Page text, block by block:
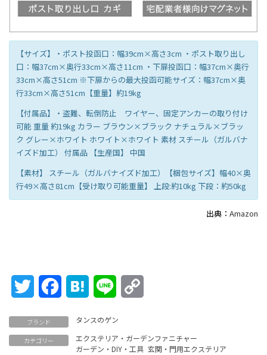
【サイズ】・ポスト投函口：幅39cm×高さ3cm ・ポスト取り出し
口：幅37cm×奥行33cm×高さ11cm ・下扉投函口：幅37cm×奥行
33cm×高さ51cm ※下扉からの最大投函可能サイズ：幅37cm×奥
行33cm×高さ51cm【重量】約19kg
【付属品】・盗難、転倒防止 ワイヤー、固定アンカーの取り付け
可能 重量 約19kg カラー ブラウン×ブラック ナチュラル×ブラッ
ク グレー×ホワイト ホワイト×ホワイト 素材 スチール（ガルバナ
イズド加工） 付属品 【生産国】 中国
【素材】 スチール（ガルバナイズド加工）【梱包サイズ】幅40×奥
行49×高さ81cm【受け取り可能重量】 上段:約10kg 下段：約50kg
出典： Amazon
Twitter FacebookHatena Line
ブランド タンスのゲン
カテゴリー
エクステリア・ガーデンファニチャー
ガーデン・DIY・工具 玄関・門用エクステリア